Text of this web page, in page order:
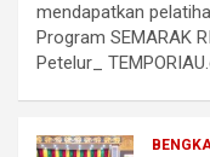
mendapatkan
Program SEMARAK
Petelur_